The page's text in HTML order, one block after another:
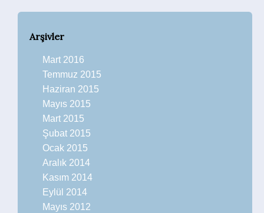
Arşivler
Mart 2016
Temmuz 2015
Haziran 2015
Mayıs 2015
Mart 2015
Şubat 2015
Ocak 2015
Aralık 2014
Kasım 2014
Eylül 2014
Mayıs 2012